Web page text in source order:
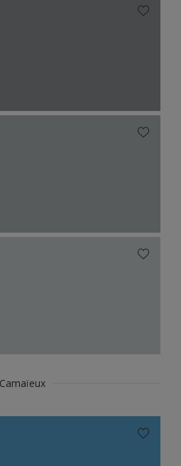
Camaïeux